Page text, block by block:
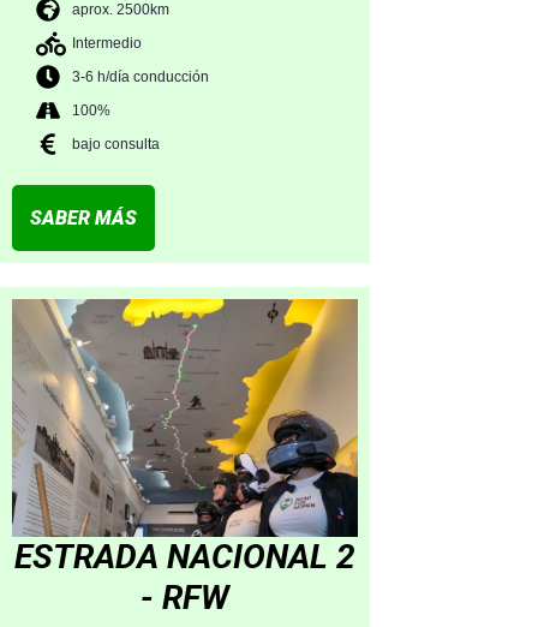
aprox. 2500km
Intermedio
3-6 h/día conducción
100%
bajo consulta
SABER MÁS
ESTRADA NACIONAL 2
- RFW